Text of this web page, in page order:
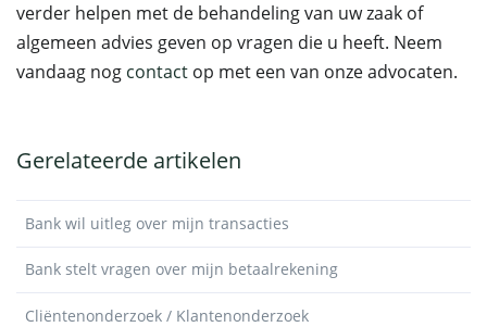
verder helpen met de behandeling van uw zaak of
algemeen advies geven op vragen die u heeft. Neem
vandaag nog contact op met een van onze advocaten.
Gerelateerde artikelen
Bank wil uitleg over mijn transacties
Bank stelt vragen over mijn betaalrekening
Cliëntenonderzoek / Klantenonderzoek